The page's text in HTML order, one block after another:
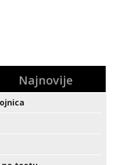
Najnovije